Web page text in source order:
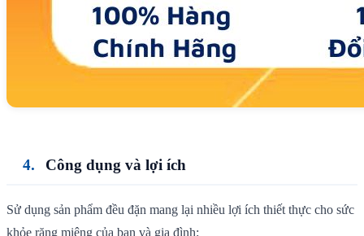
Công dụng và lợi ích
Sử dụng sản phẩm đều đặn mang lại nhiều lợi ích thiết thực cho sức
khỏe răng miệng của bạn và gia đình: